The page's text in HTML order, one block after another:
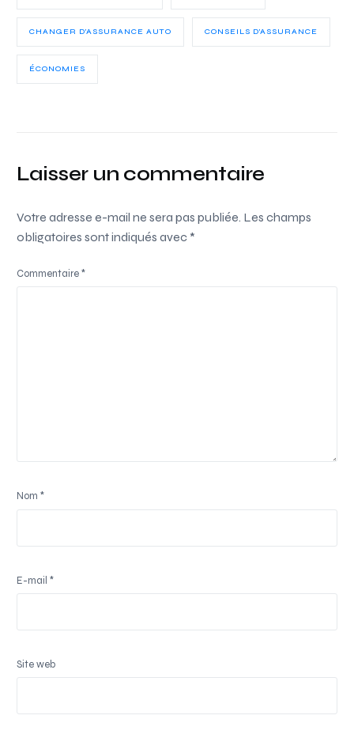
CHANGER D'ASSURANCE AUTO CONSEILS D'ASSURANCE
ÉCONOMIES
Laisser un commentaire
Votre adresse e-mail ne sera pas publiée. Les champs
obligatoires sont indiqués avec *
Commentaire*
Nom*
E-mail*
Site web